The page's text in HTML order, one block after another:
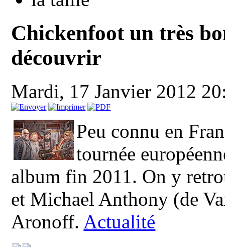
Chickenfoot un très
découvrir
Mardi, 17 Janvier 2012
Peu connu en
tournée
album fin 2011. On y
et Michael Anthony (de
Aronoff. Actualité